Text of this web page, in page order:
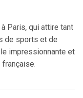
Paris, qui attire tant
de sports et de
impressionnante et